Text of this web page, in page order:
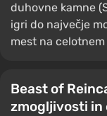
duhovne kamne
igri do največje
mest na celotnem
Beast of
zmogljivosti in